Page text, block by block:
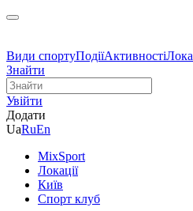
Види спортуПодіїАктивності
Знайти
Увійти
Додати
UaRuEn
MixSport
Локації
Київ
Спорт клуб